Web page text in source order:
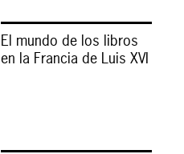
El mundo de los libros
en la Francia de Luis XVI